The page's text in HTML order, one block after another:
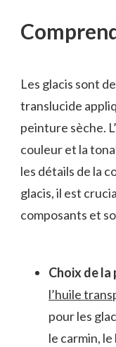
Les glacis sont
translucide
peinture sèche.
couleur et la
les détails de la
glacis, il est
composants et
Choix de
l’huile
pour les
le carmin,